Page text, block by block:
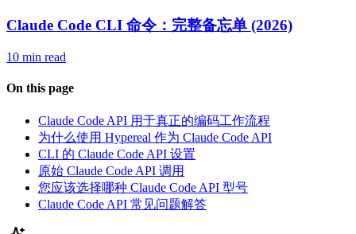
Claude Code CLI 命令：完整备忘单 (2026)
10 min read
On this page
Claude Code API 用于真正的编码工作流程
为什么使用 Hypereal 作为 Claude Code API
CLI 的 Claude Code API 设置
原始 Claude Code API 调用
您应该选择哪种 Claude Code API 型号
Claude Code API 常见问题解答